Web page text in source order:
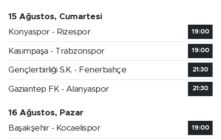
15 Ağustos, Cumartesi
Konyaspor - Rizespor
19:00
Kasımpaşa - Trabzonspor 19:00
Gençlerbirliği S.K. - Fenerbahçe 21:30
Gaziantep FK - Alanyaspor 21:30
16 Ağustos, Pazar
Başakşehir - Kocaelispor
19:00